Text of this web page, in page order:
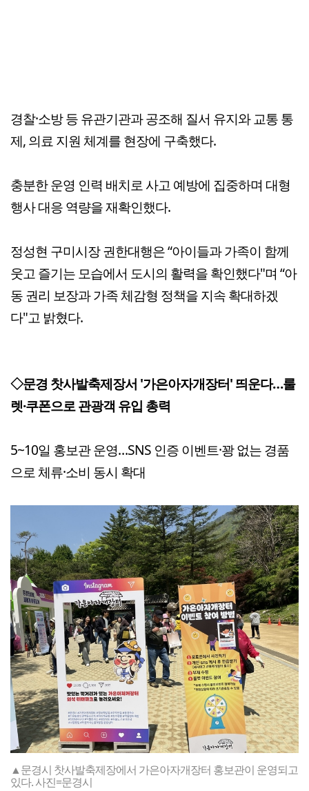
경찰·소방 등 유관기관과 공조해 질서 유지와 교통 통
제, 의료 지원 체계를 현장에 구축했다.
충분한 운영 인력 배치로 사고 예방에 집중하며 대형
행사 대응 역량을 재확인했다.
정성현 구미시장 권한대행은 “아이들과 가족이 함께
웃고 즐기는 모습에서 도시의 활력을 확인했다"며 “아
동 권리 보장과 가족 체감형 정책을 지속 확대하겠
다"고 밝혔다.
◇문경 찻사발축제장서 '가은아자개장터' 띄운다…룰
렛·쿠폰으로 관광객 유입 총력
5~10일 홍보관 운영…SNS 인증 이벤트·꽝 없는 경품
으로 체류·소비 동시 확대
▲문경시 찻사발축제장에서 가은아자개장터 홍보관이 운영되고
있다. 사진=문경시